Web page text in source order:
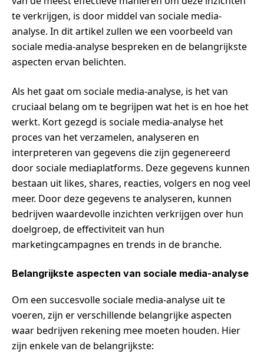
te verkrijgen, is door middel van sociale media-
analyse. In dit artikel zullen we een voorbeeld van
sociale media-analyse bespreken en de belangrijkste
aspecten ervan belichten.
Als het gaat om sociale media-analyse, is het van
cruciaal belang om te begrijpen wat het is en hoe het
werkt. Kort gezegd is sociale media-analyse het
proces van het verzamelen, analyseren en
interpreteren van gegevens die zijn gegenereerd
door sociale mediaplatforms. Deze gegevens kunnen
bestaan uit likes, shares, reacties, volgers en nog veel
meer. Door deze gegevens te analyseren, kunnen
bedrijven waardevolle inzichten verkrijgen over hun
doelgroep, de effectiviteit van hun
marketingcampagnes en trends in de branche.
Belangrijkste aspecten van sociale media-analyse
Om een succesvolle sociale media-analyse uit te
voeren, zijn er verschillende belangrijke aspecten
waar bedrijven rekening mee moeten houden. Hier
zijn enkele van de belangrijkste: